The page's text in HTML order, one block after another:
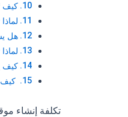
كيف
هل
كيف
كيف
تكلفة إنشاء